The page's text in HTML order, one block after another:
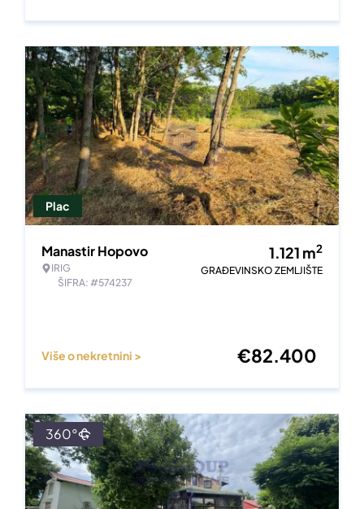
Plac
Manastir Hopovo
IRIG
ŠIFRA: #574237
1.121 m2
GRAĐEVINSKO ZEMLJIŠTE
Više o nekretnini > €82.400
360°